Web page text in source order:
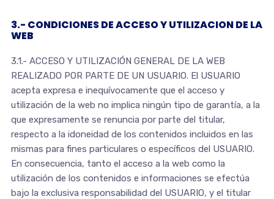
3.- CONDICIONES DE ACCESO Y UTILIZACION DE LA
WEB
3.1.- ACCESO Y UTILIZACIÓN GENERAL DE LA WEB
REALIZADO POR PARTE DE UN USUARIO. El USUARIO
acepta expresa e inequívocamente que el acceso y
utilización de la web no implica ningún tipo de garantía, a la
que expresamente se renuncia por parte del titular,
respecto a la idoneidad de los contenidos incluidos en las
mismas para fines particulares o específicos del USUARIO.
En consecuencia, tanto el acceso a la web como la
utilización de los contenidos e informaciones se efectúa
bajo la exclusiva responsabilidad del USUARIO, y el titular